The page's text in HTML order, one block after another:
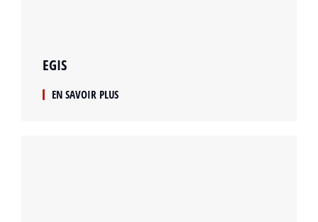
EGIS
EN SAVOIR PLUS